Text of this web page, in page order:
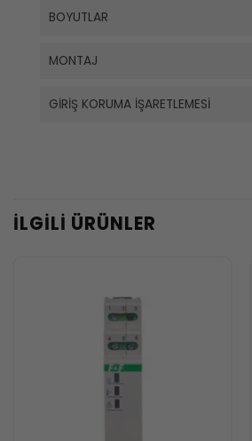
BOYUTLAR
MONTAJ
GIRIŞ KORUMA İŞARETLEMESI
İLGILI ÜRÜNLER